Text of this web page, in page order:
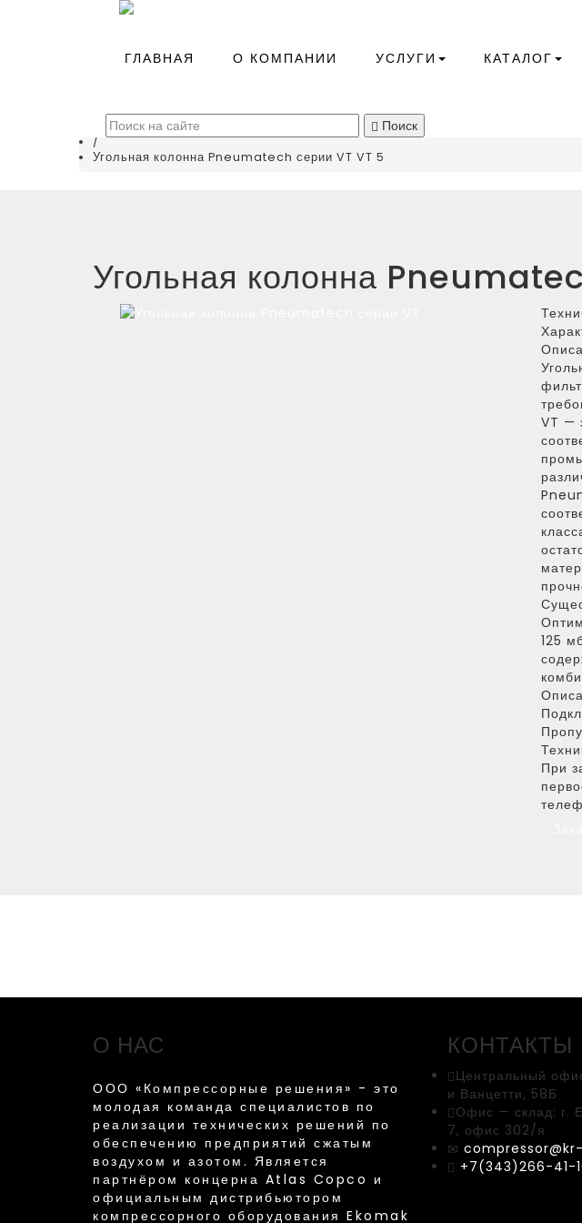
ГЛАВНАЯ
О КОМПАНИИ УСЛУГИ КАТАЛОГ
Поиск
Каталог
Серия VT - угольная колонна
/
Угольная колонна Pneumatech серии VT VT 5
Угольная колонна
VT —
125
При
О НАС
ООО «Компрессорные решения» - это
молодая команда специалистов по
реализации технических решений по
обеспечению предприятий сжатым
воздухом и азотом. Является
партнёром концерна Atlas Copco и
официальным дистрибьютором
компрессорного оборудования Ekomak
КОНТАКТЫ
Центральный
и Ванцетти, 58Б
Офис — склад: г.
7, офис 302/я
+7(343)266-41-